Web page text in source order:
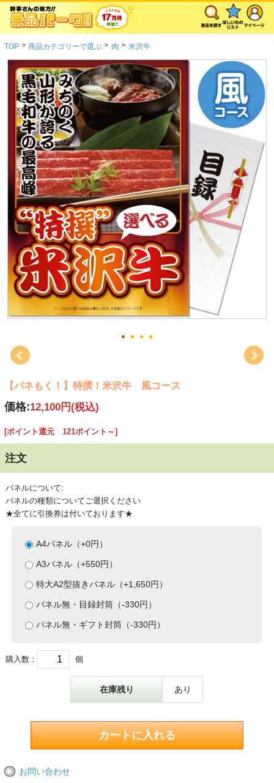
TOP > 商品カテゴリーで選ぶ > 肉 > 米沢牛
【パネもく！】特撰！米沢牛 風コース
価格:12,100円(税込)
[ポイント還元 121ポイント～]
注文
パネルについて:
パネルの種類についてご選択ください
★全てに引換券は付いております★
A4パネル（+0円）
A3パネル（+550円）
特大A2型抜きパネル（+1,650円）
パネル無・目録封筒（-330円）
パネル無・ギフト封筒（-330円）
購入数： 個
在庫残り あり
お問い合わせ